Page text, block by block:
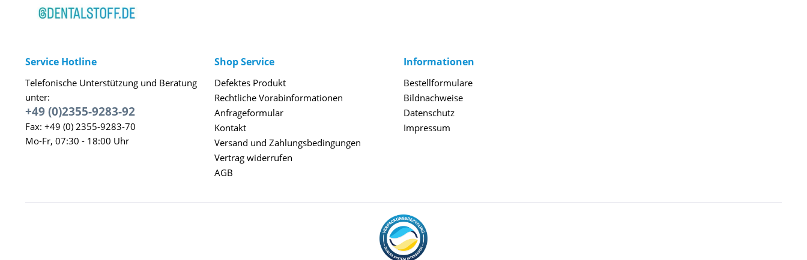
Service Hotline
Telefonische Unterstützung und Beratung
unter:
+49 (0)2355-9283-92
Fax: +49 (0) 2355-9283-70
Mo-Fr, 07:30 - 18:00 Uhr
Shop Service
Defektes Produkt
Rechtliche Vorabinformationen
Anfrageformular
Kontakt
Versand und Zahlungsbedingungen
Vertrag widerrufen
AGB
Informationen
Bestellformulare
Bildnachweise
Datenschutz
Impressum